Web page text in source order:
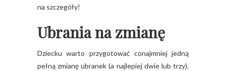
na szczegóły!
Ubrania na zmianę
Dziecku warto przygotować conajmniej jedną
pełną zmianę ubranek (a najlepiej dwie lub trzy).